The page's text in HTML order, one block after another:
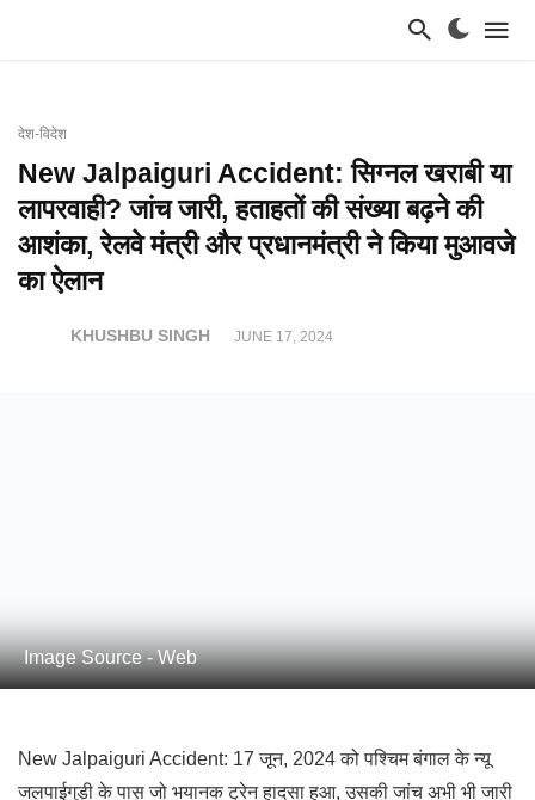
देश-विदेश
New Jalpaiguri Accident: सिग्नल खराबी या
लापरवाही? जांच जारी, हताहतों की संख्या बढ़ने की
आशंका, रेलवे मंत्री और प्रधानमंत्री ने किया मुआवजे
का ऐलान
KHUSHBU SINGH JUNE 17, 2024
Image Source - Web
New Jalpaiguri Accident: 17 जून, 2024 को पश्चिम बंगाल के न्यू
जलपाईगुड़ी के पास जो भयानक ट्रेन हादसा हुआ, उसकी जांच अभी भी जारी